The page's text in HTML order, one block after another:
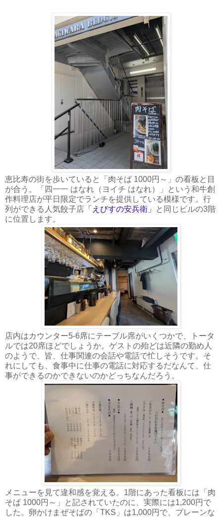
恵比寿の街を歩いていると「肉そば 1000円～」の看板と目
が合う。「四一一 はなれ（ヨイチ はなれ）」という和牛創
作料理店が平日限定でランチを提供している模様です。行
列ができる人気餃子店 「えびすの安兵衛」
と同じビルの3階
に位置します。
店内はカウンター5-6席にテーブル席がいくつかで、トータ
ルでは20席ほどでしょうか。ゲストの殆どは近隣の勤め人
のようで、皆、仕事関連の会話や電話で忙しそうです。そ
れにしても、食事中に仕事の電話に対応するだなんて、仕
事ができるのかできないのかどっちなんだろう。
メニューを見て違和感を覚える。1階にあった看板には「肉
そば 1000円～」と記されていたのに、実際には1,200円で
した。卵かけまぜそばの「TKS」は1,000円で、プレーンな